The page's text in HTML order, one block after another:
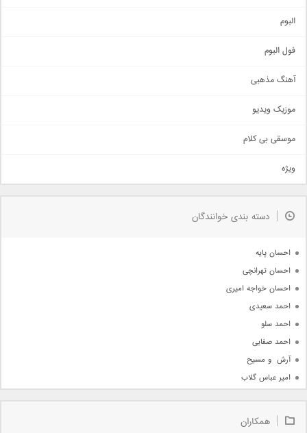
اجتماعی
حماسی
سنتی
اهنگ بندرعباسی
دمو
مذهبی
جدیدترین ها
البوم
فول البوم
آهنگ مذهبی
موزیک ویدیو
موسقی بی کلام
ویژه
دسته بندی خوانندگان
احسان پایه
احسان تهرانچی
احسان خواجه امیری
احمد سعیدی
احمد سلو
احمد صفایی
آرش  و مسیح
امیر عباس گلاب
امیر علی
همکاران